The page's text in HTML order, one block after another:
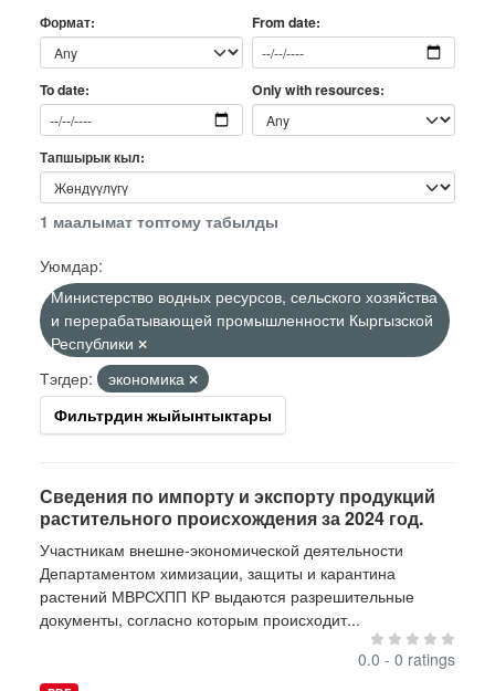
Формат From date
To date Only with resources
Тапшырык кыл
1 маалымат топтому табылды
Уюмдар:
Министерство водных ресурсов, сельского хозяйства
и перерабатывающей промышленности Кыргызской
Республики
Тэгдер:
экономика
Фильтрдин жыйынтыктары
Сведения по импорту и экспорту продукций
растительного происхождения за 2024 год.
Участникам внешне-экономической деятельности
Департаментом химизации, защиты и карантина
растений МВРСХПП КР выдаются разрешительные
документы, согласно которым происходит...
0.0 - 0 ratings